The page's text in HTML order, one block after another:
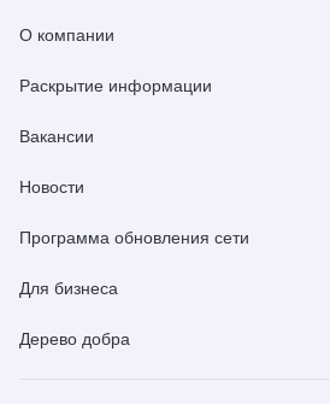
О компании
Раскрытие информации
Вакансии
Новости
Программа обновления сети
Для бизнеса
Дерево добра